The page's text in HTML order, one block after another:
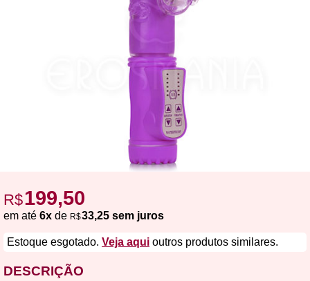
R$199,50
em até 6x de R$33,25 sem juros
Estoque esgotado. Veja aqui outros produtos similares.
DESCRIÇÃO